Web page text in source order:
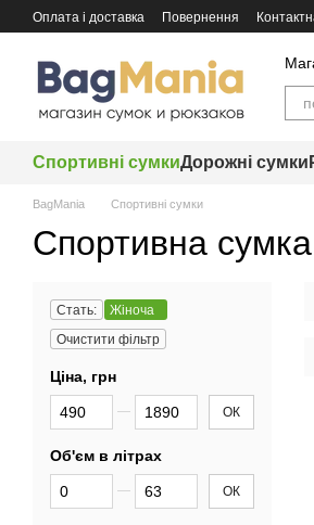
Перейти до основного контенту
Оплата і доставка Повернення
Спортивні сумкиДорожні сумки
BagMania Спортивні сумки
Спортивна
Стать:
Жіноча
Очистити фільтр
Ціна, грн
Від Ціна, грн
До Ціна, грн ОК
Об'єм в літрах
Від Об'єм в літрах
До Об'єм в літрах ОК